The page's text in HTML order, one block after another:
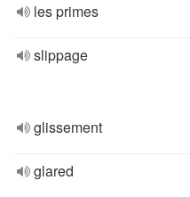
les primes
slippage
glissement
glared